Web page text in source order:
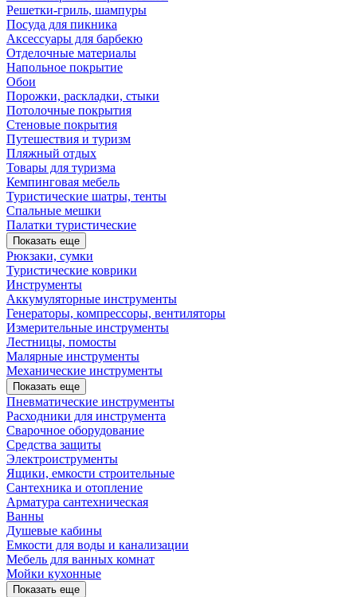
Решетки-гриль, шампуры
Посуда для пикника
Аксессуары для барбекю
Отделочные материалы
Напольное покрытие
Обои
Порожки, раскладки, стыки
Потолочные покрытия
Стеновые покрытия
Путешествия и туризм
Пляжный отдых
Товары для туризма
Кемпинговая мебель
Туристические шатры, тенты
Спальные мешки
Палатки туристические
Показать еще
Рюкзаки, сумки
Туристические коврики
Инструменты
Аккумуляторные инструменты
Генераторы, компрессоры, вентиляторы
Измерительные инструменты
Лестницы, помосты
Малярные инструменты
Механические инструменты
Показать еще
Пневматические инструменты
Расходники для инструмента
Сварочное оборудование
Средства защиты
Электроиструменты
Ящики, емкости строительные
Сантехника и отопление
Арматура сантехническая
Ванны
Душевые кабины
Емкости для воды и канализации
Мебель для ванных комнат
Мойки кухонные
Показать еще